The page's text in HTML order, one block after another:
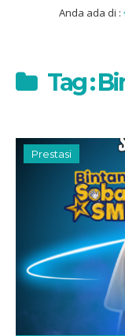
Anda ada di :
Tag :
Prestasi